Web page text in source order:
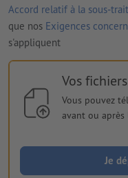
Accord relatif à la sous-
que nos Exigences
s'appliquent
Vos
Vous pouvez
avant ou après
Je